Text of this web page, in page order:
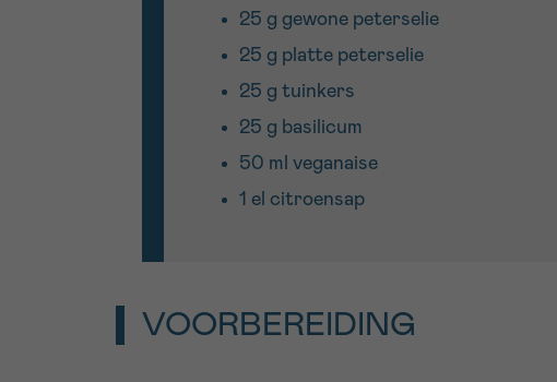
25 g gewone peterselie
25 g platte peterselie
25 g tuinkers
25 g basilicum
50 ml veganaise
1 el citroensap
VOORBEREIDING